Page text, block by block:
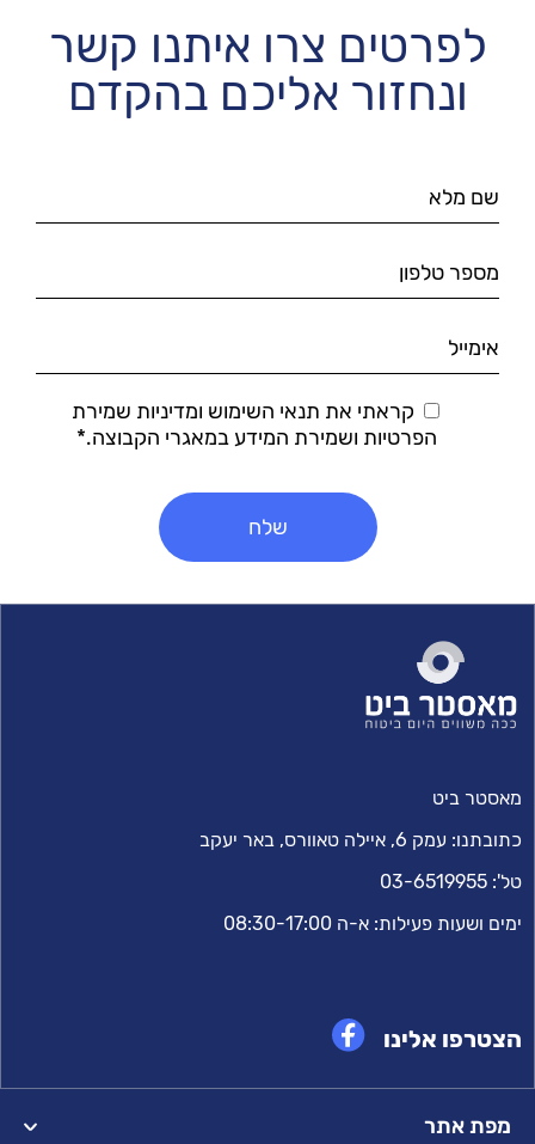
לפרטים צרו איתנו קשר
ונחזור אליכם בהקדם
קראתי את תנאי השימוש ומדיניות שמירת
הפרטיות ושמירת המידע במאגרי הקבוצה.*
מאסטר ביט
כתובתנו: עמק 6, איילה טאוורס, באר יעקב
טל': 03-6519955
ימים ושעות פעילות: א-ה 08:30-17:00
הצטרפו אלינו
מפת אתר